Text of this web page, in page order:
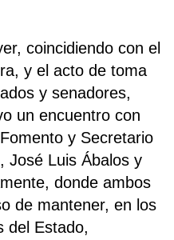
coincidiendo con el
y el acto de toma
y senadores,
un encuentro con
y Secretario
José Luis Ábalos y
donde ambos
de mantener, en los
del Estado,